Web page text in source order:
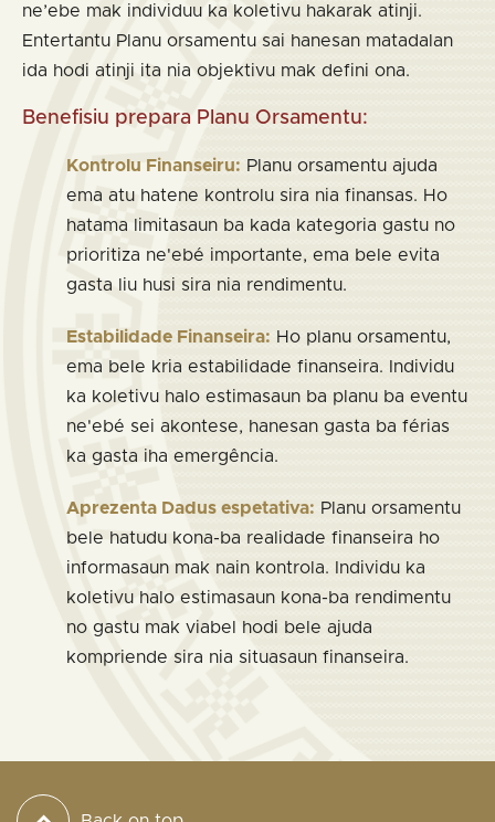
ne’ebe mak individuu ka koletivu hakarak atinji.
Entertantu Planu orsamentu sai hanesan matadalan
ida hodi atinji ita nia objektivu mak defini ona.
Benefisiu prepara Planu Orsamentu:
Kontrolu Finanseiru: Planu orsamentu ajuda
ema atu hatene kontrolu sira nia finansas. Ho
hatama limitasaun ba kada kategoria gastu no
prioritiza ne'ebé importante, ema bele evita
gasta liu husi sira nia rendimentu.
Estabilidade Finanseira: Ho planu orsamentu,
ema bele kria estabilidade finanseira. Individu
ka koletivu halo estimasaun ba planu ba eventu
ne'ebé sei akontese, hanesan gasta ba férias
ka gasta iha emergência.
Aprezenta Dadus espetativa: Planu orsamentu
bele hatudu kona-ba realidade finanseira ho
informasaun mak nain kontrola. Individu ka
koletivu halo estimasaun kona-ba rendimentu
no gastu mak viabel hodi bele ajuda
kompriende sira nia situasaun finanseira.